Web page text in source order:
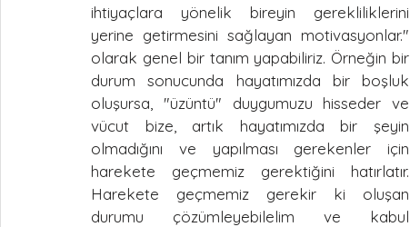
ihtiyaçlara yönelik bireyin gerekliliklerini
yerine getirmesini sağlayan motivasyonlar."
olarak genel bir tanım yapabiliriz. Örneğin bir
durum sonucunda hayatımızda bir boşluk
oluşursa, "üzüntü" duygumuzu hisseder ve
vücut bize, artık hayatımızda bir şeyin
olmadığını ve yapılması gerekenler için
harekete geçmemiz gerektiğini hatırlatır.
Harekete geçmemiz gerekir ki oluşan
durumu çözümleyebilelim ve kabul